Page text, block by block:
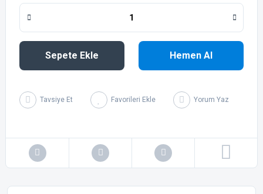
Sepete Ekle Hemen Al
Tavsiye Et Yorum Yaz